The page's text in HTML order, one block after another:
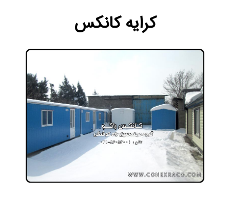
کرایه کانکس